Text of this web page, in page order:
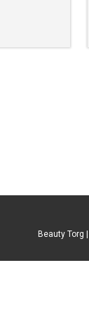
Beauty Torg |